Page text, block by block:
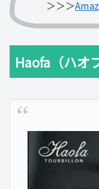
＞＞＞
Haofa（ハオ